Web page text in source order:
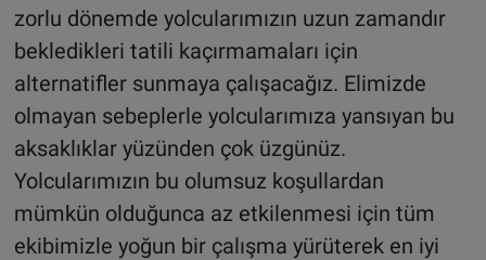
zorlu dönemde yolcularımızın uzun zamandır
bekledikleri tatili kaçırmamaları için
alternatifler sunmaya çalışacağız. Elimizde
olmayan sebeplerle yolcularımıza yansıyan bu
aksaklıklar yüzünden çok üzgünüz.
Yolcularımızın bu olumsuz koşullardan
mümkün olduğunca az etkilenmesi için tüm
ekibimizle yoğun bir çalışma yürüterek en iyi